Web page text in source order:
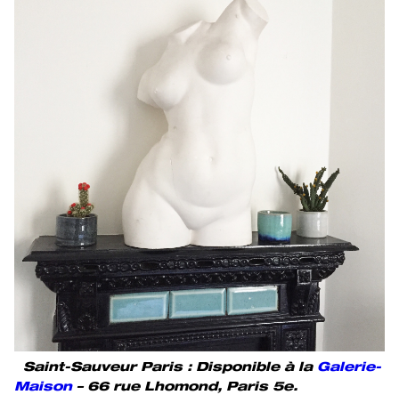
Saint-Sauveur Paris : Disponible à la Galerie-
Maison– 66 rue Lhomond, Paris 5e.